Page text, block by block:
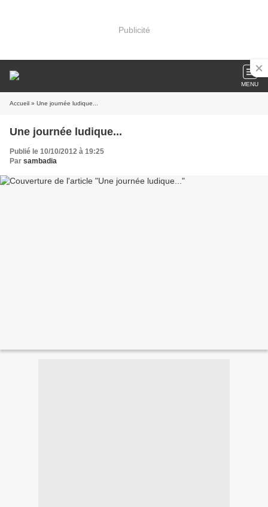
Publicité
MENU
Accueil » Une journée ludique...
Une journée ludique...
Publié le 10/10/2012 à 19:25
Par sambadia